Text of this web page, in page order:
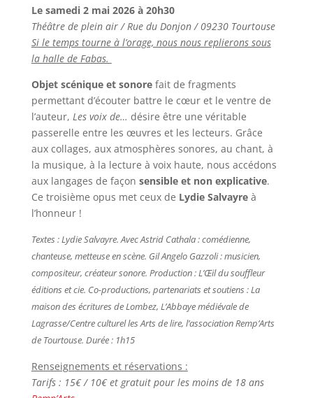
Le samedi 2 mai 2026 à 20h30
Théâtre de plein air / Rue du Donjon / 09230 Tourtouse
Si le temps tourne à l’orage, nous nous replierons sous
la halle de Fabas.
Objet scénique et sonorefait de fragments
permettant d’écouter battre le cœur et le ventre de
l’auteur, Les voix de… désire être une véritable
passerelle entre les œuvres et les lecteurs. Grâce
aux collages, aux atmosphères sonores, au chant, à
la musique, à la lecture à voix haute, nous accédons
aux langages de façon sensible et non explicative.
Ce troisième opus met ceux de Lydie Salvayreà
l’honneur !
Textes : Lydie Salvayre. Avec Astrid Cathala : comédienne,
chanteuse, metteuse en scène. Gil Angelo Gazzoli : musicien,
compositeur, créateur sonore. Production : L’Œil du souffleur
éditions et cie. Co-productions, partenariats et soutiens : La
maison des écritures de Lombez, L’Abbaye médiévale de
Lagrasse/Centre culturel les Arts de lire, l’association Remp’Arts
de Tourtouse. Durée : 1h15
Renseignements et réservations :
Tarifs : 15€ / 10€ et gratuit pour les moins de 18 ans